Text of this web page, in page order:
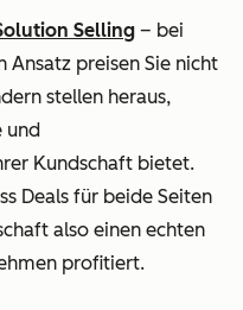
Selling – bei
preisen Sie nicht
stellen heraus,
und
Kundschaft bietet.
Deals für beide Seiten
also einen echten
profitiert.